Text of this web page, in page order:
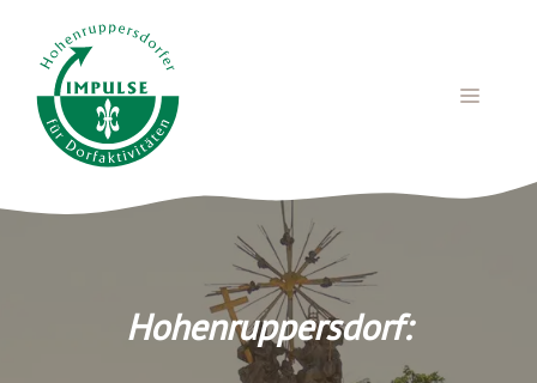
springen
MENÜ
Hohenruppersdorf: